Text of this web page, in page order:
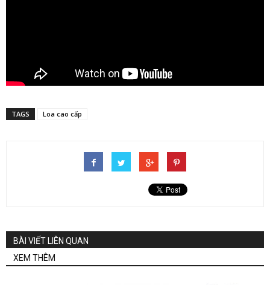
TAGS Loa cao cấp
BÀI VIẾT LIÊN QUAN
XEM THÊM